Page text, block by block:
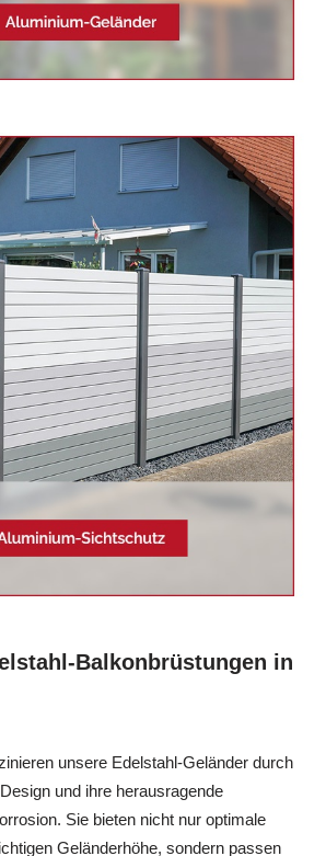
Balkonbrüstungen in
unsere Edelstahl-Geländer durch
und ihre herausragende
Sie bieten nicht nur optimale
Geländerhöhe, sondern passen